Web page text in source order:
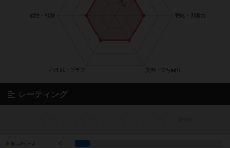
レーティング
10点のゲーム 0